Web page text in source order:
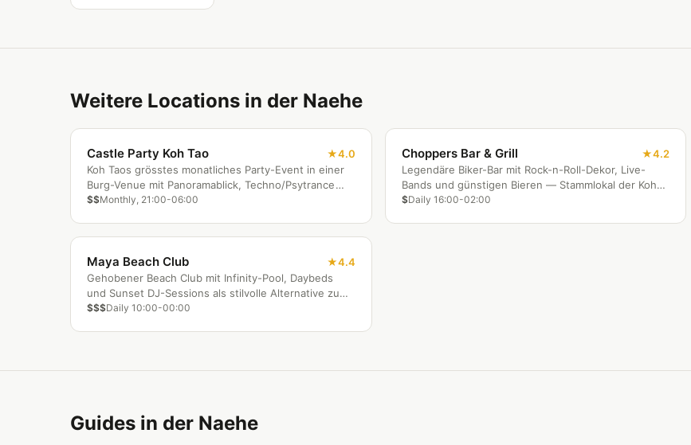
Weitere Locations in der Naehe
Castle Party Koh Tao
4.0
Koh Taos grösstes monatliches Party-Event in einer
Burg-Venue mit Panoramablick, Techno/Psytrance
und Infinity-Pool.
$$Monthly, 21:00-06:00
Choppers Bar & Grill
4.2
Legendäre Biker-Bar mit Rock-n-Roll-Dekor, Live-
Bands und günstigen Bieren — Stammlokal der Koh
Tao Tauchlehrer.
$Daily 16:00-02:00
Maya Beach Club
4.4
Gehobener Beach Club mit Infinity-Pool, Daybeds
und Sunset DJ-Sessions als stilvolle Alternative zu
den Backpacker-Bars.
$$$Daily 10:00-00:00
Guides in der Naehe